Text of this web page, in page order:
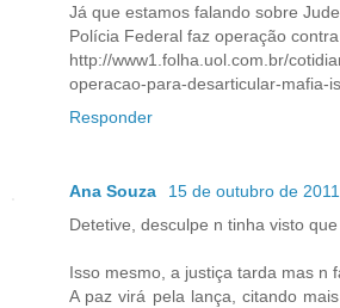
Já que estamos falando sobre
Polícia Federal faz operação
http://www1.folha.uol.com.br/
operacao-para-desarticular-mafia-
Responder
Ana Souza
15 de outubro de
Detetive, desculpe n tinha visto
Isso mesmo, a justiça tarda mas n
A paz virá pela lança, citando